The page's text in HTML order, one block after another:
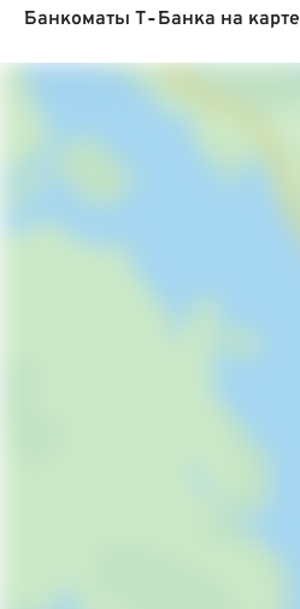
Банкоматы Т‑Банка на карте